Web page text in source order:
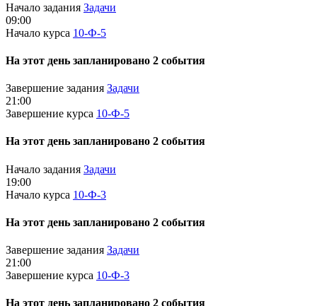
Начало задания Задачи
09:00
Начало курса 10-Ф-5
На этот день запланировано 2 события
Завершение задания Задачи
21:00
Завершение курса 10-Ф-5
На этот день запланировано 2 события
Начало задания Задачи
19:00
Начало курса 10-Ф-3
На этот день запланировано 2 события
Завершение задания Задачи
21:00
Завершение курса 10-Ф-3
На этот день запланировано 2 события